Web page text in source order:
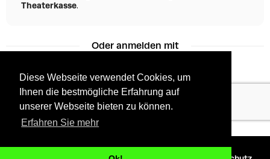
Diese Webseite verwendet Cookies, um
Ihnen die bestmögliche Erfahrung auf
unserer Webseite bieten zu können.
Erfahren Sie mehr
Theaterkasse.
Oder anmelden mit
Facebook